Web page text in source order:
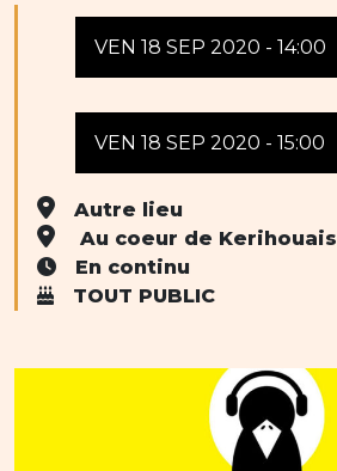
VEN 18 SEP 2020 - 14:00
VEN 18 SEP 2020 - 15:00
Autre lieu
Au coeur de Kerihouais
En continu
TOUT PUBLIC